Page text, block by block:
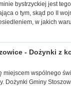
bystrzyckiej jest
o tym, skąd po II
w jakich
- Dożynki z
miejscem wspólnego
Dożynki Gminy